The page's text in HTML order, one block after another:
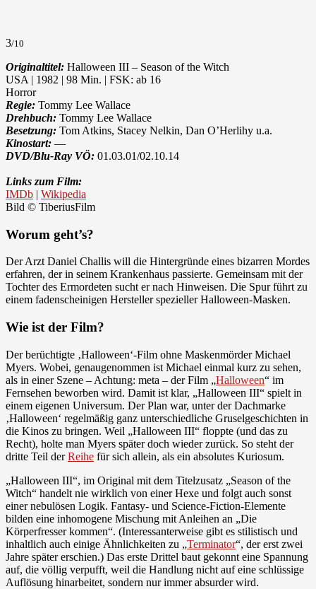
3/10
Originaltitel: Halloween III – Season of the Witch
USA | 1982 | 98 Min. | FSK: ab 16
Horror
Regie: Tommy Lee Wallace
Drehbuch: Tommy Lee Wallace
Besetzung: Tom Atkins, Stacey Nelkin, Dan O’Herlihy u.a.
Kinostart: —
DVD/Blu-Ray VÖ: 01.03.01/02.10.14
Links zum Film:
IMDb | Wikipedia
Bild © TiberiusFilm
Worum geht’s?
Der Arzt Daniel Challis will die Hintergründe eines bizarren Mordes
erfahren, der in seinem Krankenhaus passierte. Gemeinsam mit der
Tochter des Ermordeten sucht er nach Hinweisen. Die Spur führt zu
einem fadenscheinigen Hersteller spezieller Halloween-Masken.
Wie ist der Film?
Der berüchtigte ‚Halloween‘-Film ohne Maskenmörder Michael
Myers. Wobei, genaugenommen ist Michael einmal kurz zu sehen,
als in einer Szene – Achtung: meta – der Film „Halloween“ im
Fernsehen beworben wird. Damit ist klar, „Halloween III“ spielt in
einem eigenen Universum. Der Plan war, unter der Dachmarke
‚Halloween‘ regelmäßig ganz unterschiedliche Gruselgeschichten in
die Kinos zu bringen. Weil „Halloween III“ floppte (und das zu
Recht), holte man Myers später doch wieder zurück. So steht der
dritte Teil derReihe für sich allein, als ein absolutes Kuriosum.
„Halloween III“, im Original mit dem Titelzusatz „Season of the
Witch“ handelt nie wirklich von einer Hexe und folgt auch sonst
einer nebulösen Logik. Fantasy- und Science-Fiction-Elemente
bilden eine inhomogene Mischung mit Anleihen an „Die
Körperfresser kommen“. (Interessanterweise gibt es stilistisch und
inhaltlich auch einige Ähnlichkeiten zu „Terminator“, der erst zwei
Jahre später erschien.) Das erste Drittel baut gekonnt eine Spannung
auf, die völlig verpufft, weil die Handlung nicht auf eine schlüssige
Auflösung hinarbeitet, sondern nur immer absurder wird.